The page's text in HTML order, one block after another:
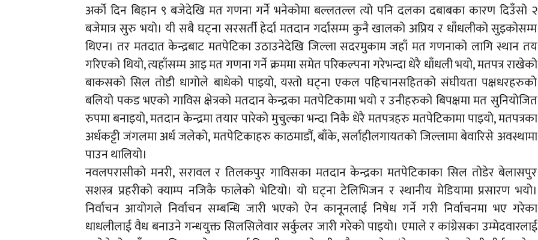
अर्को दिन बिहान ९ बजेदेखि मत गणना गर्ने भनेकोमा बल्लतल्ल त्यो पनि दलका दबाबका कारण दिउँसो २
बजेमात्र सुरु भयो। यी सबै घट्ना सरसर्ती हेर्दा मतदान गर्दासम्म कुनै खालको अप्रिय र धाँधलीको सुइकोसम्म
थिएन। तर मतदात केन्द्रबाट मतपेटिका उठाउनेदेखि जिल्ला सदरमुकाम जहाँ मत गणनाको लागि स्थान तय
गरिएको थियो, त्यहाँसम्म आइ मत गणना गर्ने क्रममा समेत परिकल्पना गरेभन्दा धेरै धाँधली भयो, मतपत्र राखेको
बाकसको सिल तोडी धागोले बाधेको पाइयो, यस्तो घट्ना एकल पहिचानसहितको संघीयता पक्षधरहरुको
बलियो पकड भएको गाविस क्षेत्रको मतदान केन्द्रका मतपेटिकामा भयो र उनीहरुको बिपक्षमा मत सुनियोजित
रुपमा बनाइयो, मतदान केन्द्रमा तयार पारेको मुचुल्का भन्दा निकै धेरै मतपत्रहरु मतपेटिकामा पाइयो, मतपत्रका
अर्धकट्टी जंगलमा अर्ध जलेको, मतपेटिकाहरु काठमाडौं, बाँके, सर्लाहीलगायतको जिल्लामा बेवारिसे अवस्थामा
पाउन थालियो।
नवलपरासीको मनरी, सरावल र तिलकपुर गाविसका मतदान केन्द्रका मतपेटिकाका सिल तोडेर बेलासपुर
सशस्त्र प्रहरीको क्याम्प नजिकै फालेको भेटियो। यो घट्ना टेलिभिजन र स्थानीय मेडियामा प्रसारण भयो।
निर्वाचन आयोगले निर्वाचन सम्बन्धि जारी भएको ऐन कानूनलाई निषेध गर्ने गरी निर्वाचनमा भए गरेका
धाधलीलाई वैध बनाउने गन्धयुक्त सिलसिलेवार सर्कुलर जारी गरेको पाइयो। एमाले र कांग्रेसका उम्मेदवारलाई